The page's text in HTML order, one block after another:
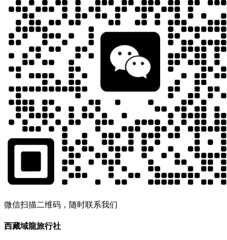
微信扫描二维码，随时联系我们
西藏域龍旅行社